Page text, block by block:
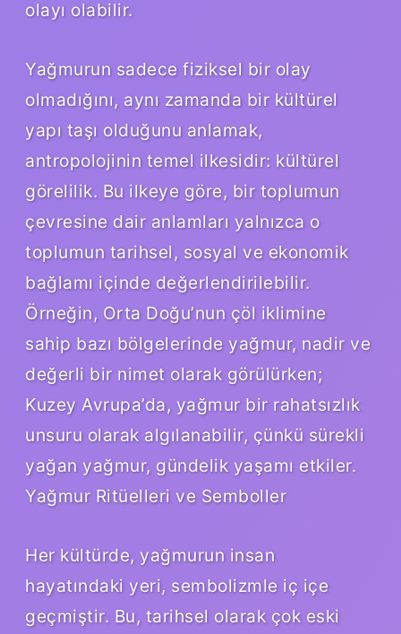
olayı olabilir.
Yağmurun sadece fiziksel bir olay
olmadığını, aynı zamanda bir kültürel
yapı taşı olduğunu anlamak,
antropolojinin temel ilkesidir: kültürel
görelilik. Bu ilkeye göre, bir toplumun
çevresine dair anlamları yalnızca o
toplumun tarihsel, sosyal ve ekonomik
bağlamı içinde değerlendirilebilir.
Örneğin, Orta Doğu’nun çöl iklimine
sahip bazı bölgelerinde yağmur, nadir ve
değerli bir nimet olarak görülürken;
Kuzey Avrupa’da, yağmur bir rahatsızlık
unsuru olarak algılanabilir, çünkü sürekli
yağan yağmur, gündelik yaşamı etkiler.
Yağmur Ritüelleri ve Semboller
Her kültürde, yağmurun insan
hayatındaki yeri, sembolizmle iç içe
geçmiştir. Bu, tarihsel olarak çok eski